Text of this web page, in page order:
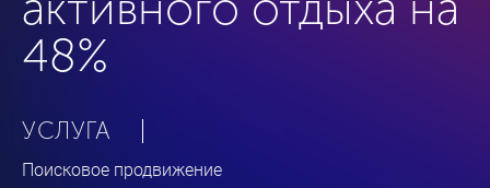
48%
УСЛУГА
Поисковое продвижение